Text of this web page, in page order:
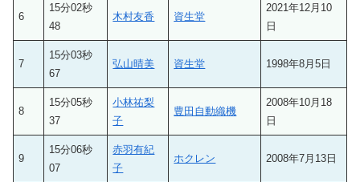
6
15分02秒
48
木村友香 資生堂
2021年12月10
日
7
15分03秒
67
弘山晴美 資生堂 1998年8月5日
8
15分05秒
37
小林祐梨
子
豊田自動織機
2008年10月18
日
9
15分06秒
07
赤羽有紀
子
ホクレン 2008年7月13日